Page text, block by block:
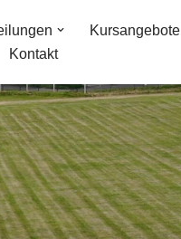
Kursangebote
Kontakt